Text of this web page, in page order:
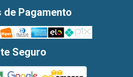
de Pagamento
Seguro